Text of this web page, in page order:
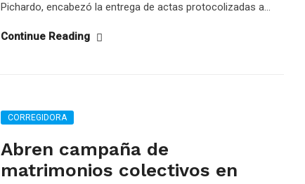
Pichardo, encabezó la entrega de actas protocolizadas a...
Continue Reading
CORREGIDORA
Abren campaña de
matrimonios colectivos en